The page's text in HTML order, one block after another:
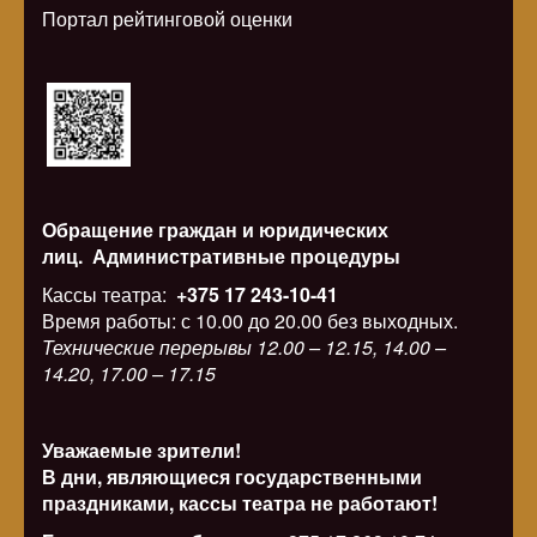
Портал рейтинговой оценки
Обращение граждан и юридических
лиц. Административные процедуры
Кассы театра: +375 17 243-10-41
Время работы: с 10.00 до 20.00 без выходных.
Технические перерывы 12.00 – 12.15, 14.00 –
14.20, 17.00 – 17.15
Уважаемые зрители!
В дни, являющиеся государственными
праздниками, кассы театра не работают!